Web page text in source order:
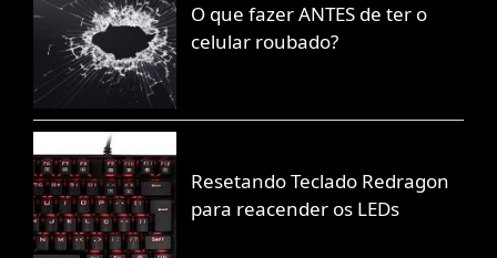
O que fazer ANTES de ter o
celular roubado?
Resetando Teclado Redragon
para reacender os LEDs